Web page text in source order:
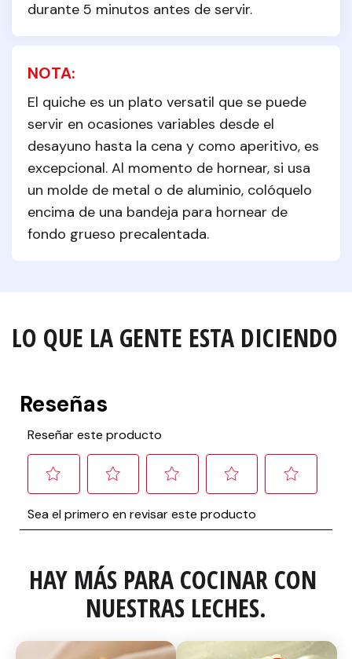
durante 5 minutos antes de servir.
NOTA:
El quiche es un plato versatil que se puede
servir en ocasiones variables desde el
desayuno hasta la cena y como aperitivo, es
excepcional. Al momento de hornear, si usa
un molde de metal o de aluminio, colóquelo
encima de una bandeja para hornear de
fondo grueso precalentada.
LO QUE LA GENTE ESTA DICIENDO
HAY MÁS PARA COCINAR CON
NUESTRAS LECHES.